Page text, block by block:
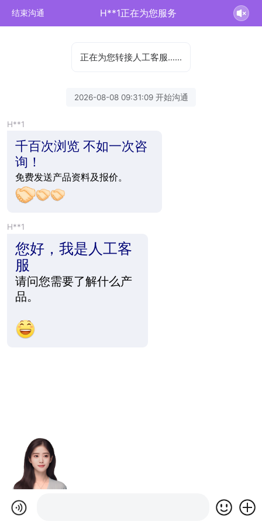
结束沟通 H**1正在为您服务
正在为您转接人工客服……
2026-08-08 09:31:09 开始沟通
H**1
千百次浏览 不如一次咨
询！
免费发送产品资料及报价。
H**1
您好，我是人工客
服
请问您需要了解什么产
品。